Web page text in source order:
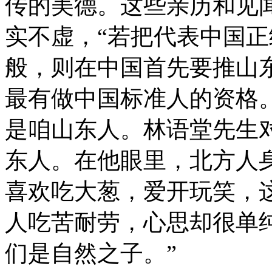
传的美德。这些亲历和见
实不虚，“若把代表中国
般，则在中国首先要推山
最有做中国标准人的资格
是咱山东人。林语堂先生
东人。在他眼里，北方人
喜欢吃大葱，爱开玩笑，
人吃苦耐劳，心思却很单
们是自然之子。”